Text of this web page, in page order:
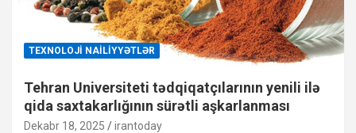
TEXNOLOJI NAILIYYƏTLƏR
Tehran Universiteti tədqiqatçılarının yenili ilə
qida saxtakarlığının sürətli aşkarlanması
Dekabr 18, 2025 irantoday